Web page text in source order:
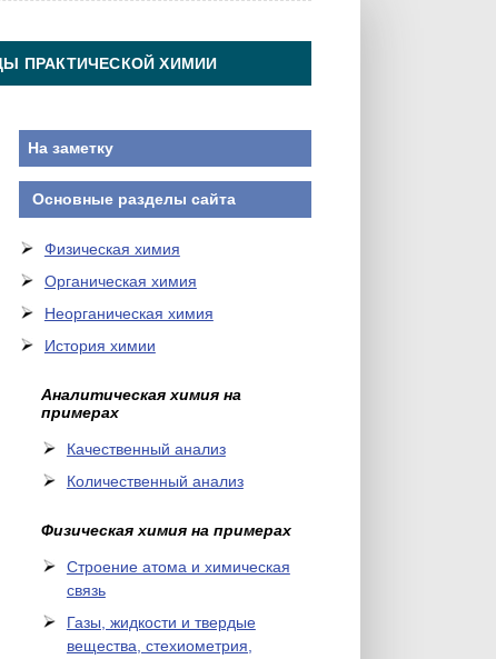
ПРАКТИЧЕСКОЙ ХИМИИ
На заметку
Основные разделы сайта
Физическая химия
Органическая химия
Неорганическая химия
История химии
Аналитическая химия на
примерах
Качественный анализ
Количественный анализ
Физическая химия на примерах
Cтроение атома и химическая
связь
Газы, жидкости и твердые
вещества, стехиометрия,